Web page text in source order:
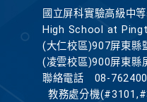
國立屏科實驗高級中
High School at
(大仁校區)907屏東縣
(凌雲校區)900屏東縣
聯絡電話
08-
教務處分機